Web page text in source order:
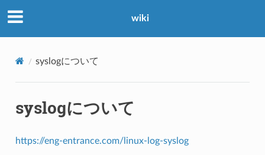
wiki
syslogについて
syslogについて
https://eng-entrance.com/linux-log-syslog